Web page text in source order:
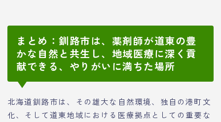
まとめ：釧路市は、薬剤師が道東の豊
かな自然と共生し、地域医療に深く貢
献できる、やりがいに満ちた場所
北海道釧路市は、その雄大な自然環境、独自の港町文
化、そして道東地域における医療拠点としての重要な